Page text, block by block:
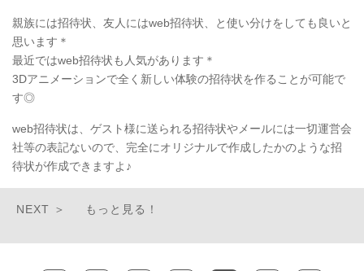
親族には招待状、友人にはweb招待状、と使い分けをしても良いと
思います＊
最近ではweb招待状も人気があります＊
3Dアニメーションで全く新しい体験の招待状を作ることが可能で
す◎
web招待状は、ゲスト様に送られる招待状やメールには一切運営会
社等の表記ないので、完全にオリジナルで作成したかのような招
待状が作成できますよ♪
もっと見る！